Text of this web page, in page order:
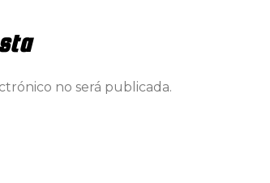
no será publicada.